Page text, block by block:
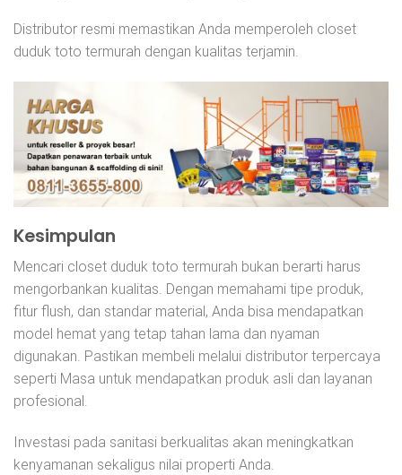
Distributor resmi memastikan Anda memperoleh closet
duduk toto termurah dengan kualitas terjamin.
Kesimpulan
Mencari closet duduk toto termurah bukan berarti harus
mengorbankan kualitas. Dengan memahami tipe produk,
fitur flush, dan standar material, Anda bisa mendapatkan
model hemat yang tetap tahan lama dan nyaman
digunakan. Pastikan membeli melalui distributor terpercaya
seperti Masa untuk mendapatkan produk asli dan layanan
profesional.
Investasi pada sanitasi berkualitas akan meningkatkan
kenyamanan sekaligus nilai properti Anda.